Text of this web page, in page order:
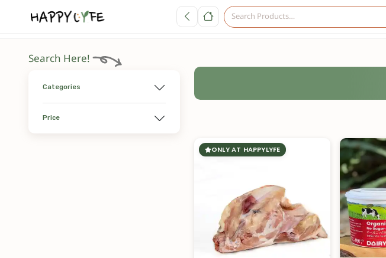
Search Here!
Categories
Price
ONLY AT HAPPYLYFE